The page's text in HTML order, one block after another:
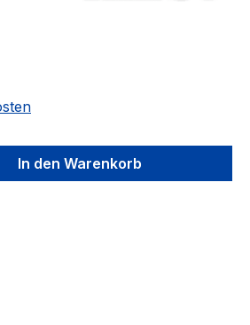
gewünschten Wert
In den Warenkorb